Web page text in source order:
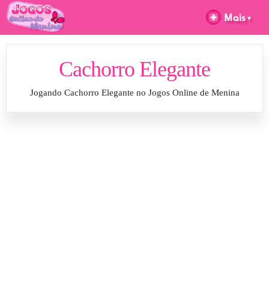
Cachorro Elegante
Jogando Cachorro Elegante no Jogos Online de Menina